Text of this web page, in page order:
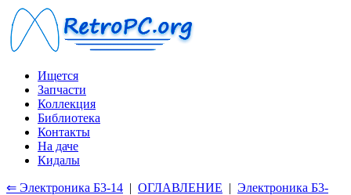
Ищется
Запчасти
Коллекция
Библиотека
Контакты
На даче
Кидалы
⇐ Электроника Б3-14 | ОГЛАВЛЕНИЕ | Электроника Б3-